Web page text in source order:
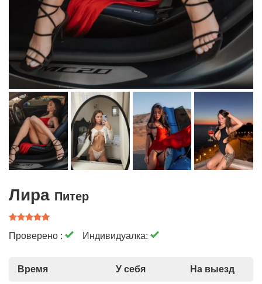
Лира Питер
Проверено : Индивидуалка:
Время У себя На выезд